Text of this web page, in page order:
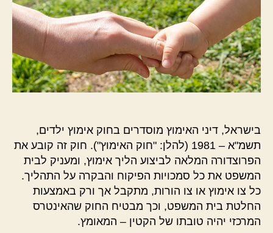
בישראל, דיני האימוץ מוסדרים בחוק אימוץ ילדים,
תשמ"א – 1981 (להלן: "חוק האימוץ"). חוק זה קובע את
הפרוצדורה המלאה לביצוע הליך אימוץ, ומעניק לבית
המשפט את כל סמכויות הפיקוח והבקרה על התהליך.
כל צו אימוץ או צו הורות, מתקבל אך ורק באמצעות
החלטת בית המשפט, וכך מבטיח החוק שהאינטרס
המרכזי יהיה טובתו של הקטין – המאומץ.